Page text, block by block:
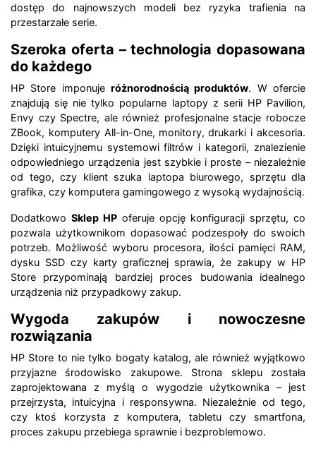
dostęp do najnowszych modeli bez ryzyka trafienia na
przestarzałe serie.
Szeroka oferta – technologia dopasowana
do każdego
HP Store imponuje różnorodnością produktów. W ofercie
znajdują się nie tylko popularne laptopy z serii HP Pavilion,
Envy czy Spectre, ale również profesjonalne stacje robocze
ZBook, komputery All-in-One, monitory, drukarki i akcesoria.
Dzięki intuicyjnemu systemowi filtrów i kategorii, znalezienie
odpowiedniego urządzenia jest szybkie i proste – niezależnie
od tego, czy klient szuka laptopa biurowego, sprzętu dla
grafika, czy komputera gamingowego z wysoką wydajnością.
Dodatkowo Sklep HP oferuje opcję konfiguracji sprzętu, co
pozwala użytkownikom dopasować podzespoły do swoich
potrzeb. Możliwość wyboru procesora, ilości pamięci RAM,
dysku SSD czy karty graficznej sprawia, że zakupy w HP
Store przypominają bardziej proces budowania idealnego
urządzenia niż przypadkowy zakup.
Wygoda zakupów i nowoczesne
rozwiązania
HP Store to nie tylko bogaty katalog, ale również wyjątkowo
przyjazne środowisko zakupowe. Strona sklepu została
zaprojektowana z myślą o wygodzie użytkownika – jest
przejrzysta, intuicyjna i responsywna. Niezależnie od tego,
czy ktoś korzysta z komputera, tabletu czy smartfona,
proces zakupu przebiega sprawnie i bezproblemowo.